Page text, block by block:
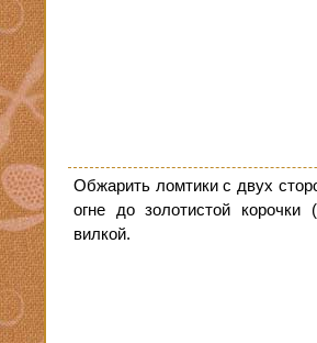
Обжарить ломтики с двух
огне до золотистой корочки
вилкой.